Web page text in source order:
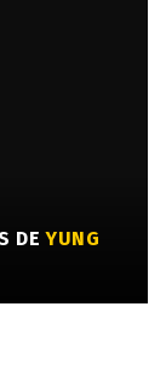
DEYUNG